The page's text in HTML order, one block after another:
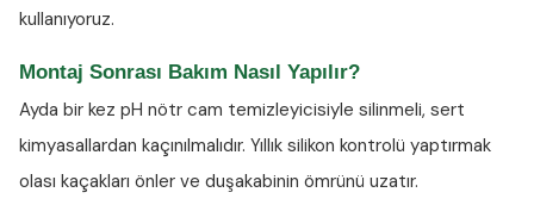
kullanıyoruz.
Montaj Sonrası Bakım Nasıl Yapılır?
Ayda bir kez pH nötr cam temizleyicisiyle silinmeli, sert
kimyasallardan kaçınılmalıdır. Yıllık silikon kontrolü yaptırmak
olası kaçakları önler ve duşakabinin ömrünü uzatır.